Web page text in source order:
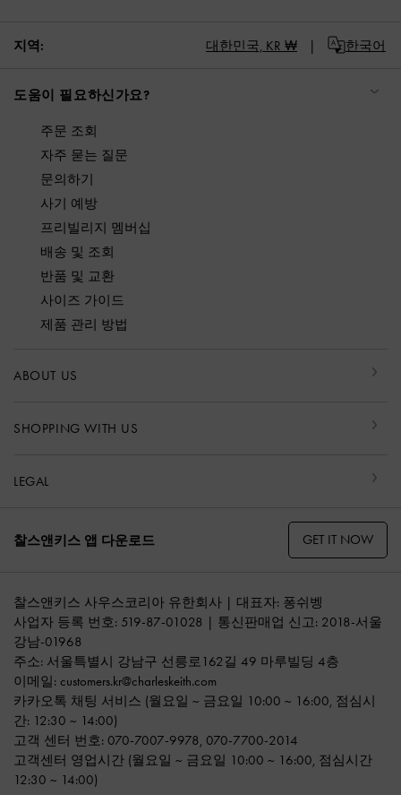
지역: 대한민국, KR ₩ 한국어
도움이 필요하신가요?
주문 조회
자주 묻는 질문
문의하기
사기 예방
프리빌리지 멤버십
배송 및 조회
반품 및 교환
사이즈 가이드
제품 관리 방법
ABOUT US
SHOPPING WITH US
LEGAL
찰스앤키스 앱 다운로드 GET IT NOW
찰스앤키스 사우스코리아 유한회사 | 대표자: 퐁쉬벵
사업자 등록 번호: 519-87-01028 | 통신판매업 신고: 2018-서울
강남-01968
주소: 서울특별시 강남구 선릉로162길 49 마루빌딩 4층
이메일: customers.kr@charleskeith.com
카카오톡 채팅 서비스 (월요일 ~ 금요일 10:00 ~ 16:00, 점심시
간: 12:30 ~ 14:00)
고객 센터 번호: 070-7007-9978, 070-7700-2014
고객센터 영업시간 (월요일 ~ 금요일 10:00 ~ 16:00, 점심시간
12:30 ~ 14:00)